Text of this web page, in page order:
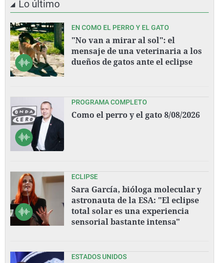
Lo último
EN COMO EL PERRO Y EL GATO
"No van a mirar al sol": el
mensaje de una veterinaria a los
dueños de gatos ante el eclipse
PROGRAMA COMPLETO
Como el perro y el gato 8/08/2026
ECLIPSE
Sara García, bióloga molecular y
astronauta de la ESA: "El eclipse
total solar es una experiencia
sensorial bastante intensa"
ESTADOS UNIDOS